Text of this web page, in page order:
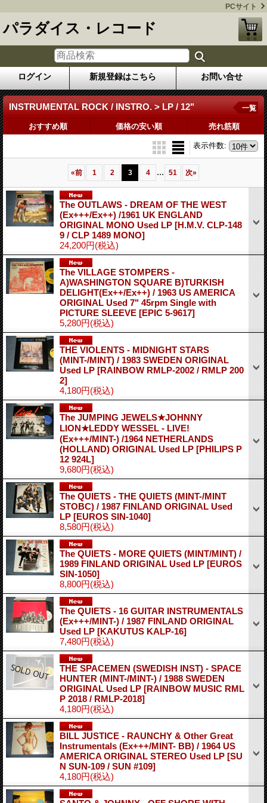
PCサイト
パラダイス・レコード
ログイン 新規登録はこちら お問い合せ
INSTRUMENTAL ROCK / INSTRO. > LP / 12" 一覧
おすすめ順 価格の安い順 売れ筋順
表示件数:
«前 1 2 3 4 ... 51 次»
The OUTLAWS - DREAM OF THE WEST
(Ex+++/Ex++) /1961 UK ENGLAND
ORIGINAL MONO Used LP [H.M.V. CLP-148
9 / CLP 1489 MONO]
24,200円(税込)
The VILLAGE STOMPERS -
A)WASHINGTON SQUARE B)TURKISH
DELIGHT(Ex++/Ex++) / 1963 US AMERICA
ORIGINAL Used 7" 45rpm Single with
PICTURE SLEEVE [EPIC 5-9617]
5,280円(税込)
THE VIOLENTS - MIDNIGHT STARS
(MINT-/MINT) / 1983 SWEDEN ORIGINAL
Used LP [RAINBOW RMLP-2002 / RMLP 200
2]
4,180円(税込)
The JUMPING JEWELS★JOHNNY
LION★LEDDY WESSEL - LIVE!
(Ex+++/MINT-) /1964 NETHERLANDS
(HOLLAND) ORIGINAL Used LP [PHILIPS P
12 924L]
9,680円(税込)
The QUIETS - THE QUIETS (MINT-/MINT
STOBC) / 1987 FINLAND ORIGINAL Used
LP [EUROS SIN-1040]
8,580円(税込)
The QUIETS - MORE QUIETS (MINT/MINT) /
1989 FINLAND ORIGINAL Used LP [EUROS
SIN-1050]
8,800円(税込)
The QUIETS - 16 GUITAR INSTRUMENTALS
(Ex+++/MINT-) / 1987 FINLAND ORIGINAL
Used LP [KAKUTUS KALP-16]
7,480円(税込)
THE SPACEMEN (SWEDISH INST) - SPACE
HUNTER (MINT-/MINT-) / 1988 SWEDEN
ORIGINAL Used LP [RAINBOW MUSIC RML
P 2018 / RMLP-2018]
4,180円(税込)
BILL JUSTICE - RAUNCHY & Other Great
Instrumentals (Ex+++/MINT- BB) / 1964 US
AMERICA ORIGINAL STEREO Used LP [SU
N SUN-109 / SUN #109]
4,180円(税込)